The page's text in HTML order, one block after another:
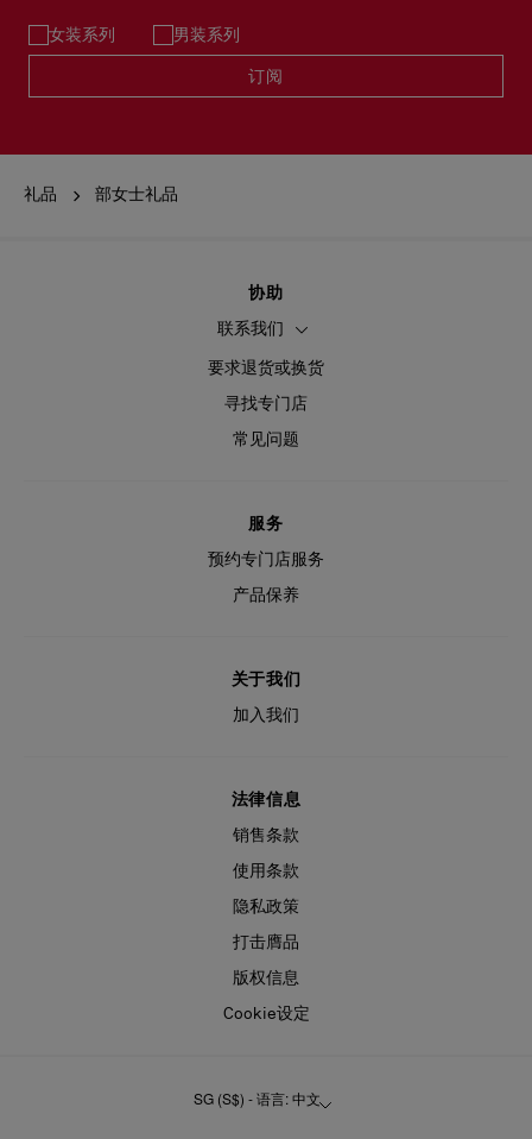
女装系列 男装系列
订阅
礼品 部女士礼品
协助
联系我们
要求退货或换货
寻找专门店
常见问题
服务
预约专门店服务
产品保养
关于我们
加入我们
法律信息
销售条款
使用条款
隐私政策
打击膺品
版权信息
Cookie设定
SG (S$) - 语言: 中文